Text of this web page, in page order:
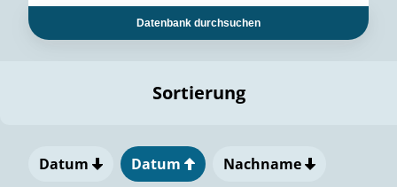
Datenbank durchsuchen
Sortierung
Datum Datum Nachname